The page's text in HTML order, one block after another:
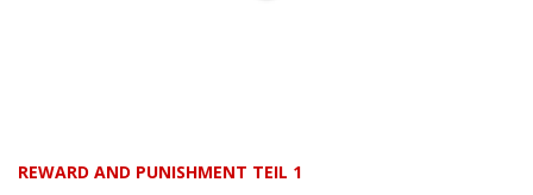
REWARD AND PUNISHMENT TEIL 1